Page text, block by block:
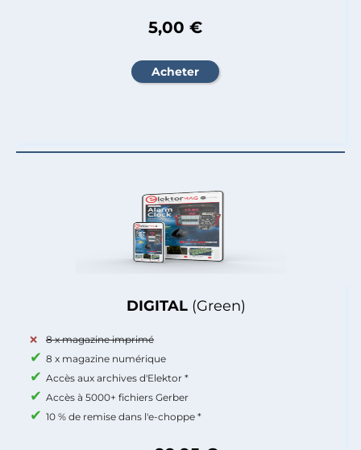
DIGITAL (Green)
8 x magazine imprimé
8 x magazine numérique
Accès aux archives d'Elektor *
Accès à 5000+ fichiers Gerber
10 % de remise dans l'e-choppe *
5,00 €